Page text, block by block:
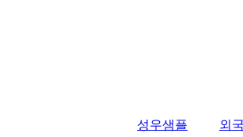
성우샘플 외